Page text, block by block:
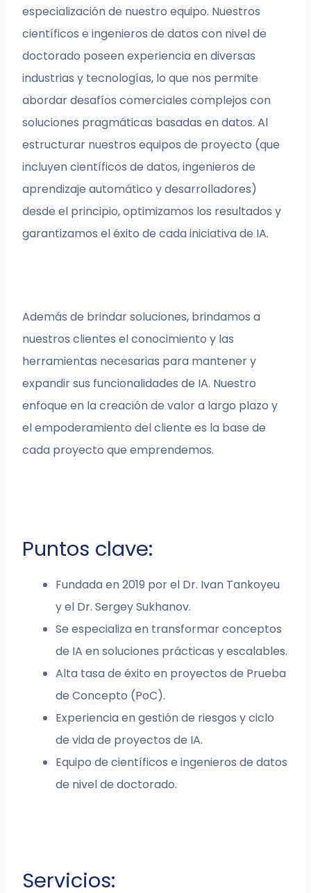
especialización de nuestro equipo. Nuestros
científicos e ingenieros de datos con nivel de
doctorado poseen experiencia en diversas
industrias y tecnologías, lo que nos permite
abordar desafíos comerciales complejos con
soluciones pragmáticas basadas en datos. Al
estructurar nuestros equipos de proyecto (que
incluyen científicos de datos, ingenieros de
aprendizaje automático y desarrolladores)
desde el principio, optimizamos los resultados y
garantizamos el éxito de cada iniciativa de IA.
Además de brindar soluciones, brindamos a
nuestros clientes el conocimiento y las
herramientas necesarias para mantener y
expandir sus funcionalidades de IA. Nuestro
enfoque en la creación de valor a largo plazo y
el empoderamiento del cliente es la base de
cada proyecto que emprendemos.
Puntos clave:
Fundada en 2019 por el Dr. Ivan Tankoyeu
y el Dr. Sergey Sukhanov.
Se especializa en transformar conceptos
de IA en soluciones prácticas y escalables.
Alta tasa de éxito en proyectos de Prueba
de Concepto (PoC).
Experiencia en gestión de riesgos y ciclo
de vida de proyectos de IA.
Equipo de científicos e ingenieros de datos
de nivel de doctorado.
Servicios: